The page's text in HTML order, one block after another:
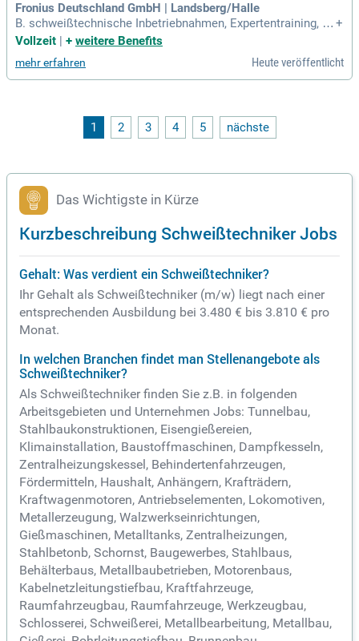
Fronius Deutschland GmbH | Landsberg/Halle
B. schweißtechnische Inbetriebnahmen, Expertentraining, Pr
oduktionsbegleitungen etc. erbringen; Erstellung von anwen
nterstützung bei nationalen Events; Mitwirken bei Systemko
nfigurationen bei Angebotserstellung
+
Vollzeit
+ weitere Benefits
mehr erfahren Heute veröffentlicht
1 2 3 4 5 nächste
Das Wichtigste in Kürze
Kurzbeschreibung Schweißtechniker Jobs
Gehalt: Was verdient ein Schweißtechniker?
Ihr Gehalt als Schweißtechniker (m/w) liegt nach einer
entsprechenden Ausbildung bei 3.480 € bis 3.810 € pro
Monat.
In welchen Branchen findet man Stellenangebote als
Schweißtechniker?
Als Schweißtechniker finden Sie z.B. in folgenden
Arbeitsgebieten und Unternehmen Jobs: Tunnelbau,
Stahlbaukonstruktionen, Eisengießereien,
Klimainstallation, Baustoffmaschinen, Dampfkesseln,
Zentralheizungskessel, Behindertenfahrzeugen,
Fördermitteln, Haushalt, Anhängern, Krafträdern,
Kraftwagenmotoren, Antriebselementen, Lokomotiven,
Metallerzeugung, Walzwerkseinrichtungen,
Gießmaschinen, Metalltanks, Zentralheizungen,
Stahlbetonb, Schornst, Baugewerbes, Stahlbaus,
Behälterbaus, Metallbaubetrieben, Motorenbaus,
Kabelnetzleitungstiefbau, Kraftfahrzeuge,
Raumfahrzeugbau, Raumfahrzeuge, Werkzeugbau,
Schlosserei, Schweißerei, Metallbearbeitung, Metallbau,